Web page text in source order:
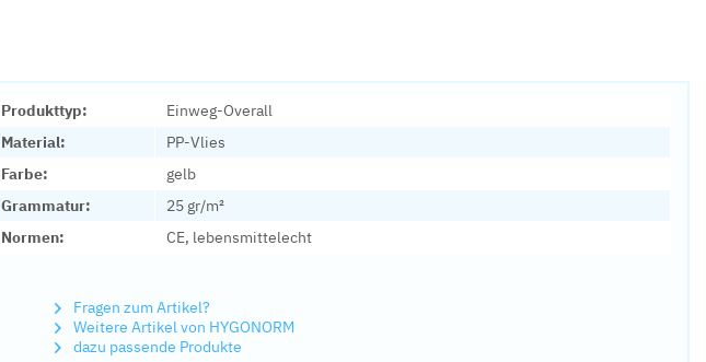
Produkttyp:
Einweg-Overall
Material:
PP-Vlies
Farbe:
gelb
Grammatur:
25 gr/m²
Normen:
CE, lebensmittelecht
Fragen zum Artikel?
Weitere Artikel von HYGONORM
dazu passende Produkte